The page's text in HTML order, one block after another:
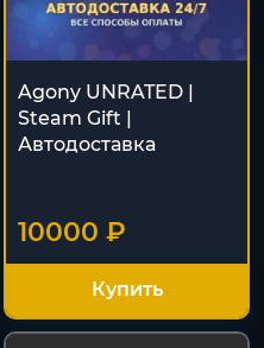
Agony UNRATED |
Steam Gift |
Автодоставка
10000 ₽
Купить